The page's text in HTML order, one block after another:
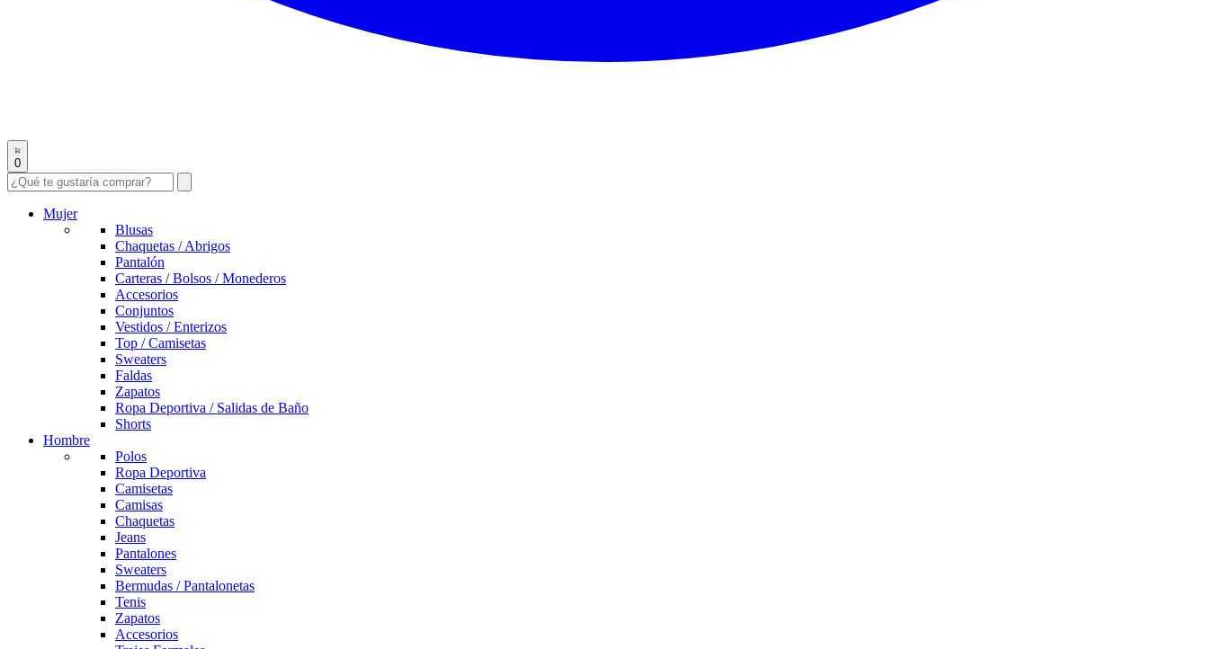
0
Mujer
Blusas
Chaquetas / Abrigos
Pantalón
Carteras / Bolsos / Monederos
Accesorios
Conjuntos
Vestidos / Enterizos
Top / Camisetas
Sweaters
Faldas
Zapatos
Ropa Deportiva / Salidas de Baño
Shorts
Hombre
Polos
Ropa Deportiva
Camisetas
Camisas
Chaquetas
Jeans
Pantalones
Sweaters
Bermudas / Pantalonetas
Tenis
Zapatos
Accesorios